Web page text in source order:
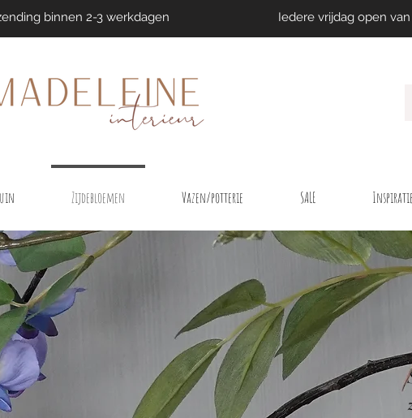
binnen 2-3 werkdagen Iedere vrijdag open van
Zijdebloemen Vazen/potterie SALE Inspiratie